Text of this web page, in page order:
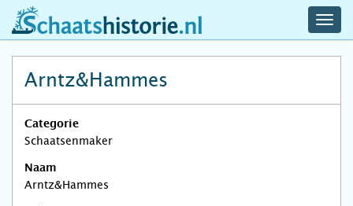
schaatshistorie.nl
Arntz&Hammes
Categorie
Schaatsenmaker
Naam
Arntz&Hammes